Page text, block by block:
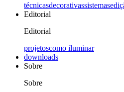
técnicasdecorativassistemas
Editorial
Editorial
projetoscomo iluminar
downloads
Sobre
Sobre